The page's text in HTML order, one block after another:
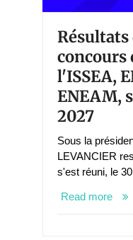
Résultats
concours
l'ISSEA,
ENEAM,
2027
Sous la
LEVANCIER
s'est réuni, le
Read more